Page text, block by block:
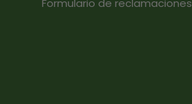
Formulario de reclamaciones